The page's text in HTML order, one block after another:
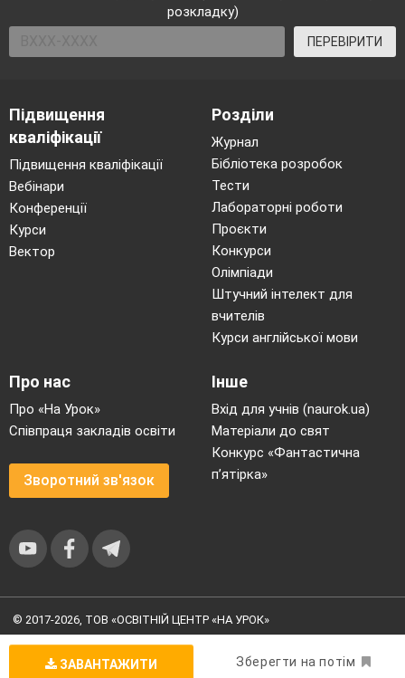
ЗАВАНТАЖИТИ Зберегти на потім
розкладку)
ПЕРЕВІРИТИ
Підвищення
кваліфікації
Підвищення кваліфікації
Вебінари
Конференції
Курси
Вектор
Розділи
Журнал
Бібліотека розробок
Тести
Лабораторні роботи
Проєкти
Конкурси
Олімпіади
Штучний інтелект для
вчителів
Курси англійської мови
Про нас
Про «На Урок»
Співпраця закладів освіти
Зворотний зв'язок
Інше
Вхід для учнів (naurok.ua)
Матеріали до свят
Конкурс «Фантастична
п’ятірка»
© 2017-2026, ТОВ «ОСВІТНІЙ ЦЕНТР «НА УРОК»
конфіденційності